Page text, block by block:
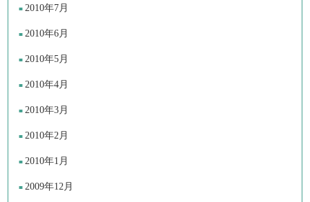
2010年7月
2010年6月
2010年5月
2010年4月
2010年3月
2010年2月
2010年1月
2009年12月